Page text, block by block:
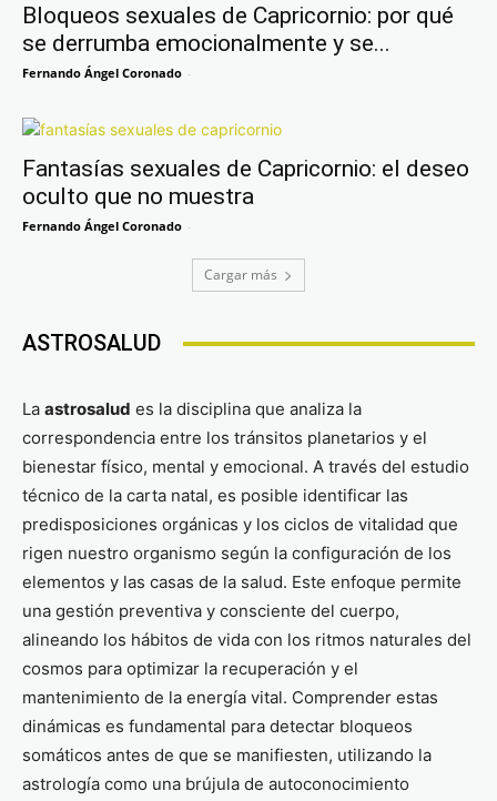
Bloqueos sexuales de Capricornio: por qué
se derrumba emocionalmente y se...
Fernando Ángel Coronado -
Fantasías sexuales de Capricornio: el deseo
oculto que no muestra
Fernando Ángel Coronado -
Cargar más
ASTROSALUD
La astrosalud es la disciplina que analiza la
correspondencia entre los tránsitos planetarios y el
bienestar físico, mental y emocional. A través del estudio
técnico de la carta natal, es posible identificar las
predisposiciones orgánicas y los ciclos de vitalidad que
rigen nuestro organismo según la configuración de los
elementos y las casas de la salud. Este enfoque permite
una gestión preventiva y consciente del cuerpo,
alineando los hábitos de vida con los ritmos naturales del
cosmos para optimizar la recuperación y el
mantenimiento de la energía vital. Comprender estas
dinámicas es fundamental para detectar bloqueos
somáticos antes de que se manifiesten, utilizando la
astrología como una brújula de autoconocimiento